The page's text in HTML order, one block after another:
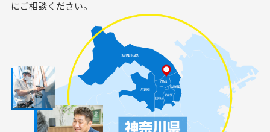
にご相談ください。